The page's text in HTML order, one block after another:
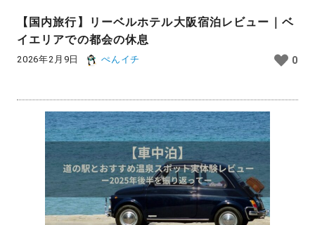
【国内旅行】リーベルホテル大阪宿泊レビュー｜ベ
イエリアでの都会の休息
2026年2月9日 ぺんイチ 0